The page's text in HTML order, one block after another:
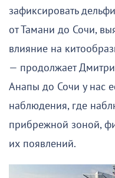
зафиксировать
от Тамани до Сочи,
влияние на
— продолжает
Анапы до Сочи у нас
наблюдения, где
прибрежной зоной,
их появлений.